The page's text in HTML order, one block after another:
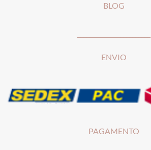
BLOG
ENVIO
PAGAMENTO